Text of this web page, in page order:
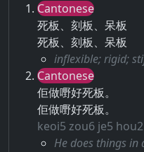
Cantonese
死板、刻板、呆板
死板、刻板、呆板
inflexible; rigid;
Cantonese
佢做嘢好死板。
佢做嘢好死板。
keoi5 zou6 je5
He does things in